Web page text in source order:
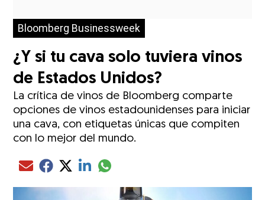
Bloomberg Businessweek
¿Y si tu cava solo tuviera vinos
de Estados Unidos?
La crítica de vinos de Bloomberg comparte
opciones de vinos estadounidenses para iniciar
una cava, con etiquetas únicas que compiten
con lo mejor del mundo.
Compartir el artículo actual mediante Email
Compartir el artículo actual mediante Facebook
Compartir el artículo actual mediante Twitter
Compartir el artículo actual mediante LinkedIn
Compartir el artículo actual mediante